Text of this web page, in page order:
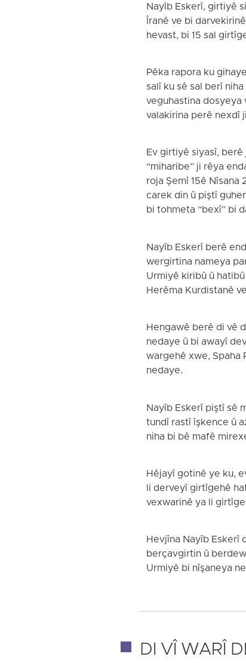
Nayîb Eskerî, girtiyê
Îranê ve bi
hevast, bi 15 sal
Pêka rapora ku
salî ku sê sal berî
veguhastina dosyeya
valakirina perê nexdî
Ev girtiyê siyasî,
“miharibe” ji rêya
roja Şemî 15ê
carek din û piştî
bi tohmeta “bexî” bi
Nayîb Eskerî berê
wergirtina nameya
Urmiyê kiribû û
Herêma Kurdistanê
Hengawê berê di vê
nedaye û bi awayî
wargehê xwe, Spaha
nedaye.
Nayîb Eskerî piştî sê
tundî rastî îşkence û
niha bi bê mafê
Hêjayî gotinê ye ku,
li derveyî girtîgehê
vexwarinê ya li
Hevjîna Nayîb Eskerî
berçavgirtin û
Urmiyê bi nîşaneya
DI VÎ WARÎ